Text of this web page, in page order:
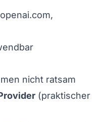
nicht ratsam
(praktischer